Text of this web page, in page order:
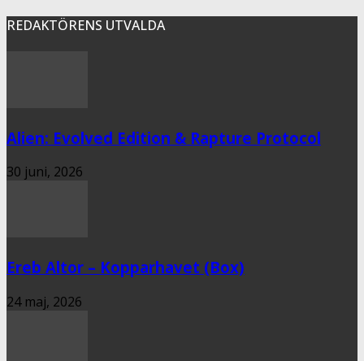
REDAKTÖRENS UTVALDA
Alien: Evolved Edition & Rapture Protocol
30 juni, 2026
Ereb Altor – Kopparhavet (Box)
24 maj, 2026